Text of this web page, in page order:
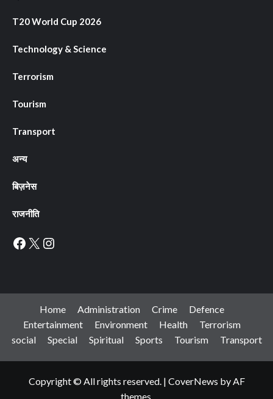
T20 World Cup 2026
Technology & Science
Terrorism
Tourism
Transport
अन्य
बिज़नेस
राजनीति
Facebook
X Instagram
Home Administration Crime
Defence
Entertainment
Environment Health
Terrorism
social
Special Spiritual Sports Tourism Transport
Copyright © All rights reserved. | CoverNews by AF
themes.